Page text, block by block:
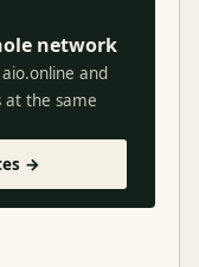
network
and
at the same
→